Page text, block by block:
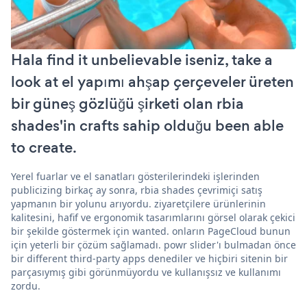
Hala find it unbelievable iseniz, take a
look at el yapımı ahşap çerçeveler üreten
bir güneş gözlüğü şirketi olan rbia
shades'in crafts sahip olduğu been able
to create.
Yerel fuarlar ve el sanatları gösterilerindeki işlerinden
publicizing birkaç ay sonra, rbia shades çevrimiçi satış
yapmanın bir yolunu arıyordu. ziyaretçilere ürünlerinin
kalitesini, hafif ve ergonomik tasarımlarını görsel olarak çekici
bir şekilde göstermek için wanted. onların PageCloud bunun
için yeterli bir çözüm sağlamadı. powr slider'ı bulmadan önce
bir different third-party apps denediler ve hiçbiri sitenin bir
parçasıymış gibi görünmüyordu ve kullanışsız ve kullanımı
zordu.